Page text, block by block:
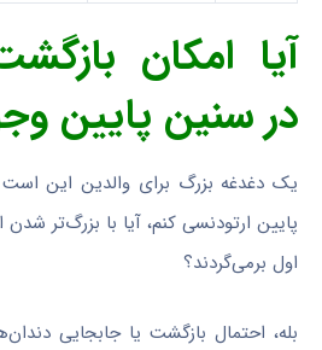
آیا امکان
در سنین پایین
یک دغدغه بزرگ برای والدین این است
پایین ارتودنسی کنم، آیا با بزرگ‌تر شدن
اول برمی‌گردند؟
بله، احتمال بازگشت یا جابجایی